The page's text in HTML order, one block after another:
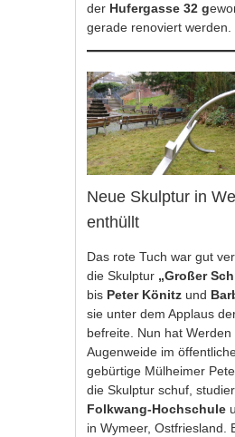
der Hufergasse 32 g
gerade renoviert werden.
Neue Skulptur in
enthüllt
Das rote Tuch war gut
die Skulptur „Großer
bis Peter Könitz und
sie unter dem Applaus
befreite. Nun hat
Augenweide im
gebürtige Mülheimer
die Skulptur schuf,
Folkwang-Hochschule
in Wymeer, Ostfriesland.